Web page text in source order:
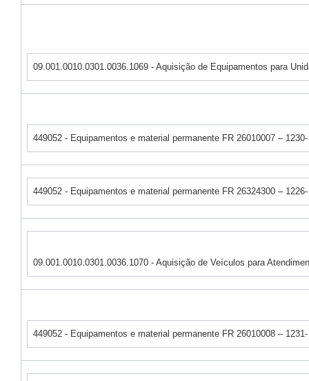
09.001.0010.0301.0036.1069 - Aquisição de Equipamentos para
449052 - Equipamentos e material permanente FR 26010007 – 1230-
449052 - Equipamentos e material permanente FR 26324300 – 1226-
09.001.0010.0301.0036.1070 - Aquisição de Veículos para
449052 - Equipamentos e material permanente FR 26010008 – 1231-